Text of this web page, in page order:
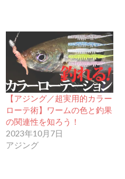
【アジング／超実用的カラー
ローテ術】ワームの色と釣果
の関連性を知ろう！
2023年10月7日
アジング